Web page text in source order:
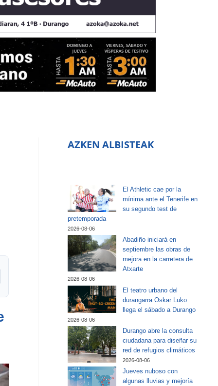
AZKEN ALBISTEAK
El Athletic cae por la
mínima ante el Tenerife en
su segundo test de
pretemporada
2026-08-06
Abadiño iniciará en
septiembre las obras de
mejora en la carretera de
Atxarte
2026-08-06
El teatro urbano del
durangarra Oskar Luko
llega el sábado a Durango
2026-08-06
Durango abre la consulta
ciudadana para diseñar su
red de refugios climáticos
2026-08-06
Jueves nuboso con
algunas lluvias y mejoría